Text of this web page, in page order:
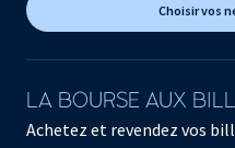
Choisir vos
LA BOURSE AUX
Achetez et revendez vos